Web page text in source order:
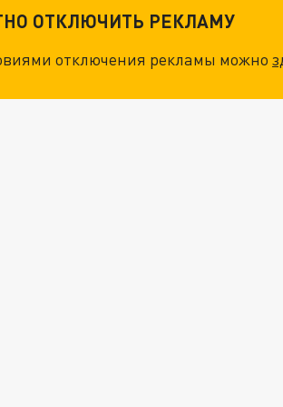
ОТКЛЮЧИТЬ РЕКЛАМУ
отключения рекламы можно